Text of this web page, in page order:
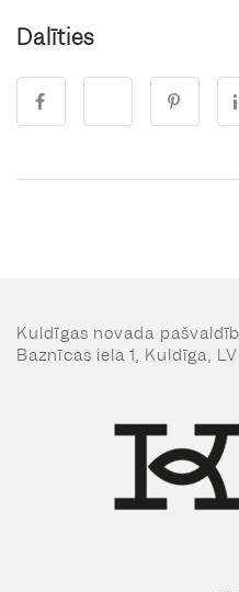
Dalīties
Kuldīgas novada
Baznīcas iela 1, Kuldīga,